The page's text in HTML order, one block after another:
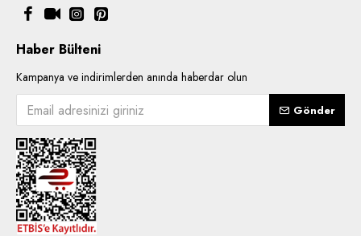
Haber Bülteni
Kampanya ve indirimlerden anında haberdar olun
Gönder